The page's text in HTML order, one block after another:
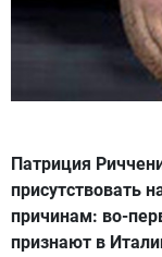
Патриция
присутствовать
причинам: во-
признают в